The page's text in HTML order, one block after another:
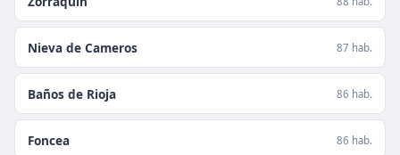
Nieva de Cameros 87 hab.
Baños de Rioja 86 hab.
Foncea 86 hab.